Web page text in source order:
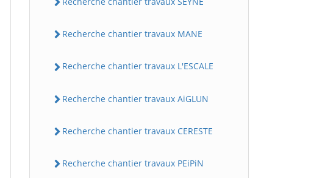
Recherche chantier travaux MANE
Recherche chantier travaux L'ESCALE
Recherche chantier travaux AiGLUN
Recherche chantier travaux CERESTE
Recherche chantier travaux PEiPiN